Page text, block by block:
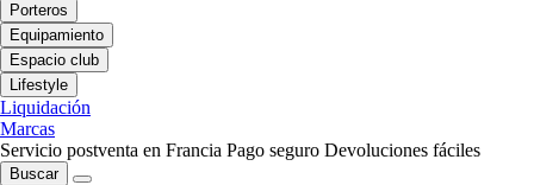
Porteros
Equipamiento
Espacio club
Lifestyle
Liquidación
Marcas
Servicio postventa en Francia Pago seguro Devoluciones fáciles
Buscar